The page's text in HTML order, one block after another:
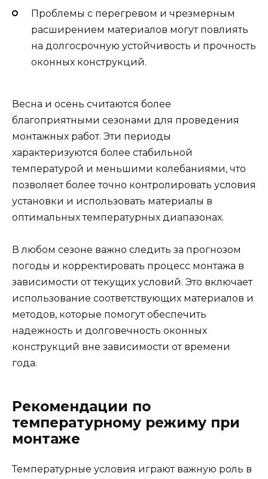
Проблемы с перегревом и чрезмерным
расширением материалов могут повлиять
на долгосрочную устойчивость и прочность
оконных конструкций.
Весна и осень считаются более
благоприятными сезонами для проведения
монтажных работ. Эти периоды
характеризуются более стабильной
температурой и меньшими колебаниями, что
позволяет более точно контролировать условия
установки и использовать материалы в
оптимальных температурных диапазонах.
В любом сезоне важно следить за прогнозом
погоды и корректировать процесс монтажа в
зависимости от текущих условий. Это включает
использование соответствующих материалов и
методов, которые помогут обеспечить
надежность и долговечность оконных
конструкций вне зависимости от времени
года.
Рекомендации по
температурному режиму при
монтаже
Температурные условия играют важную роль в